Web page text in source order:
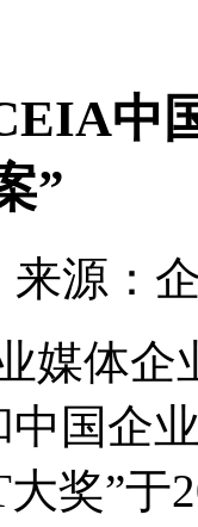
中
”
来源：
媒体企
国企
奖”于